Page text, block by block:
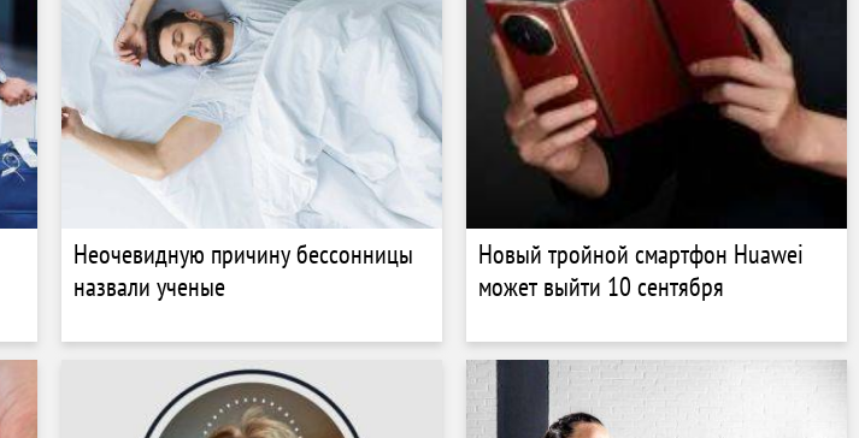
Неочевидную причину бессонницы
назвали ученые
Новый тройной смартфон Huawei
может выйти 10 сентября